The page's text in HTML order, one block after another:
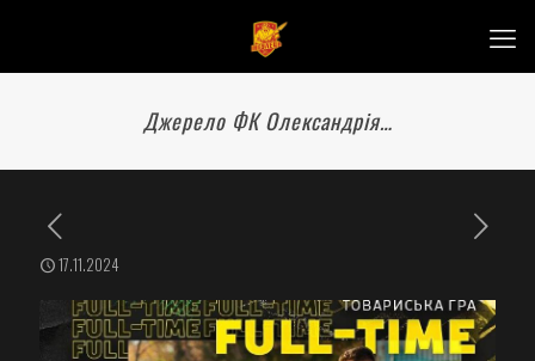
Джерело ФК Олександрія…
17.11.2024